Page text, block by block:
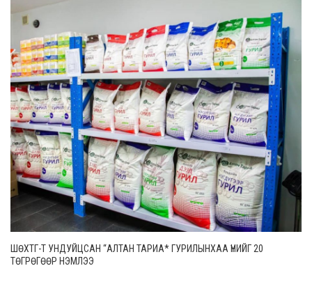
ШӨХТГ-Т УНДУЙЦСАН “АЛТАН ТАРИА* ГУРИЛЫНХАА ҮНИЙГ 20
ТӨГРӨГӨӨР НЭМЛЭЭ